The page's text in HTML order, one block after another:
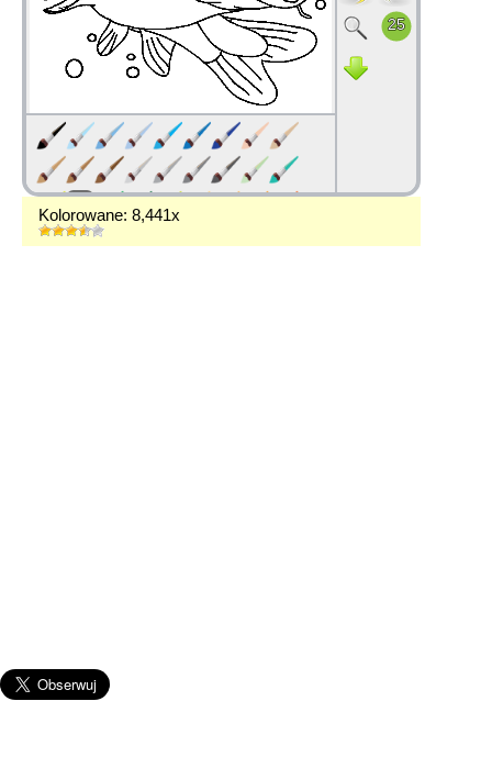
Kolorowane: 8,441x